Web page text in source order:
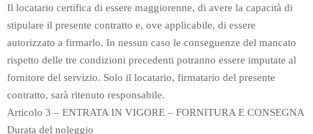
Il locatario certifica di essere maggiorenne, di avere la capacità di
stipulare il presente contratto e, ove applicabile, di essere
autorizzato a firmarlo. In nessun caso le conseguenze del mancato
rispetto delle tre condizioni precedenti potranno essere imputate al
fornitore del servizio. Solo il locatario, firmatario del presente
contratto, sarà ritenuto responsabile.
Articolo 3 – ENTRATA IN VIGORE – FORNITURA E CONSEGNA
Durata del noleggio